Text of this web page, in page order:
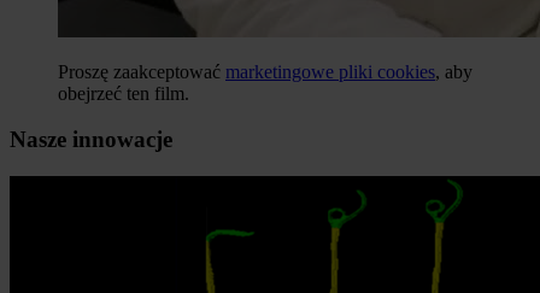
Proszę zaakceptować marketingowe pliki cookies, aby
obejrzeć ten film.
Nasze innowacje